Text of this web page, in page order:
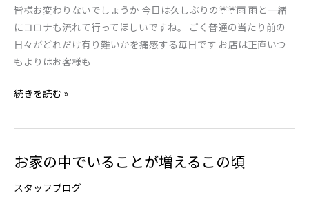
リ
ッ
ジ
リ
グ
皆様お変わりないでしょうか 今日は久しぶりの☔☔雨 雨と一緒
にコロナも流れて行ってほしいですね。 ごく普通の当たり前の
日々がどれだけ有り難いかを痛感する毎日です お店は正直いつ
もよりはお客様も
計
店
と
し
今
き
こ
続きを読む »
お家の中でいることが増えるこの頃
スタッフブログ
お
の